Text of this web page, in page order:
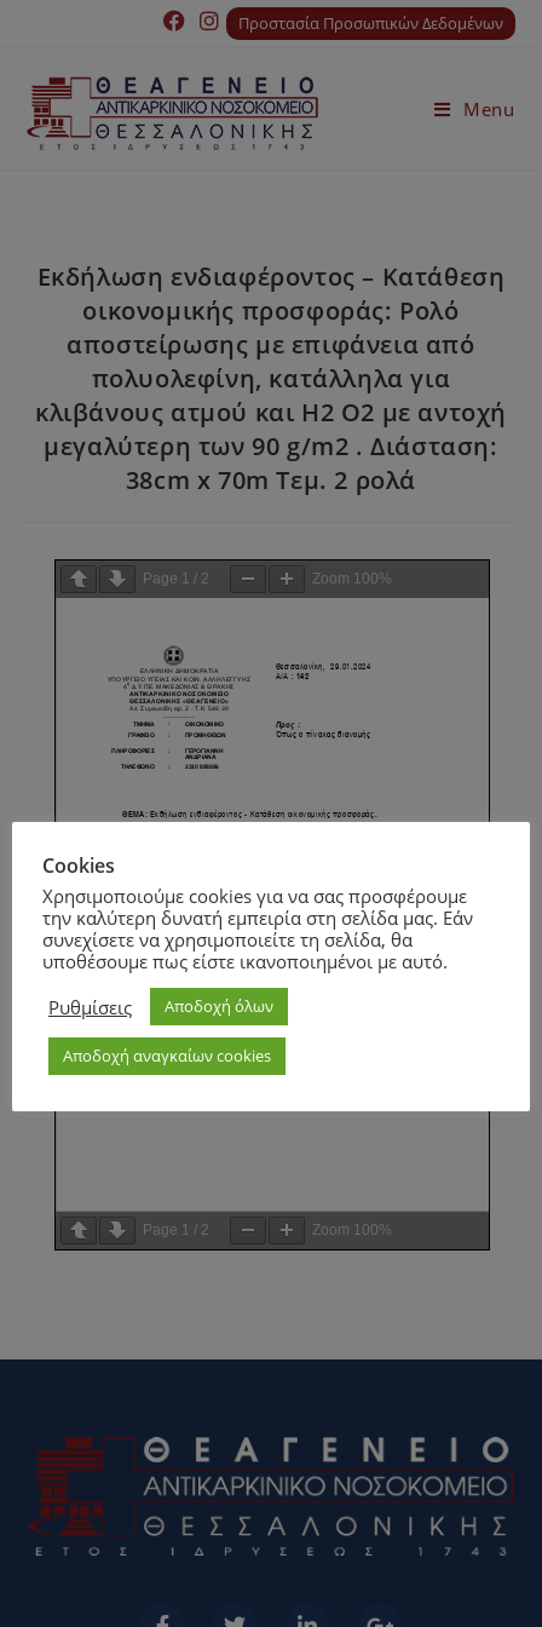
Προστασία Προσωπικών Δεδομένων
Menu
Εκδήλωση ενδιαφέροντος – Κατάθεση
οικονομικής προσφοράς: Ρολό
αποστείρωσης με επιφάνεια από
πολυολεφίνη, κατάλληλα για
κλιβάνους ατμού και H2 O2 με αντοχή
μεγαλύτερη των 90 g/m2 . Διάσταση:
38cm x 70m Τεμ. 2 ρολά
Page 1 / 2 Zoom 100%
Page 1 / 2 Zoom 100%
Cookies
Χρησιμοποιούμε cookies για να σας προσφέρουμε
την καλύτερη δυνατή εμπειρία στη σελίδα μας. Εάν
συνεχίσετε να χρησιμοποιείτε τη σελίδα, θα
υποθέσουμε πως είστε ικανοποιημένοι με αυτό.
Ρυθμίσεις
Αποδοχή όλων
Αποδοχή αναγκαίων cookies